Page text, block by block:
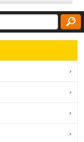
›
›
›
›